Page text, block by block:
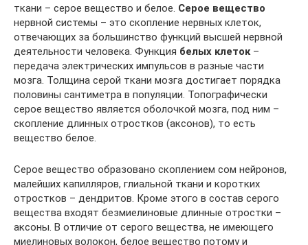
ткани – серое вещество и белое. Серое вещество
нервной системы – это скопление нервных клеток,
отвечающих за большинство функций высшей нервной
деятельности человека. Функция белых клеток–
передача электрических импульсов в разные части
мозга. Толщина серой ткани мозга достигает порядка
половины сантиметра в популяции. Топографически
серое вещество является оболочкой мозга, под ним –
скопление длинных отростков (аксонов), то есть
вещество белое.
Серое вещество образовано скоплением сом нейронов,
малейших капилляров, глиальной ткани и коротких
отростков – дендритов. Кроме этого в состав серого
вещества входят безмиелиновые длинные отростки –
аксоны. В отличие от серого вещества, не имеющего
миелиновых волокон, белое вещество потому и